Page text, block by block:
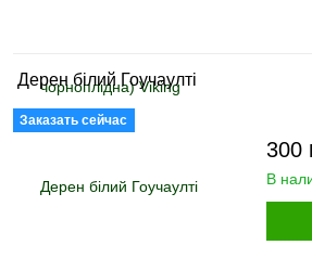
Дерен білий Гоучаулті
Заказать сейчас
300
В